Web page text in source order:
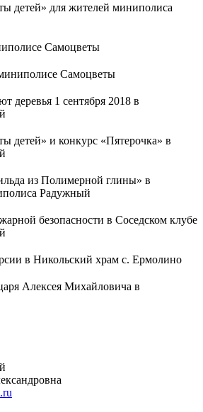
детей» для жителей миниполиса
Самоцветы
Самоцветы
деревья 1 сентября 2018 в
детей» и конкурс «Пятерочка» в
из Полимерной глины» в
Радужный
безопасности в Соседском клубе
в Никольский храм с. Ермолино
Алексея Михайловича в